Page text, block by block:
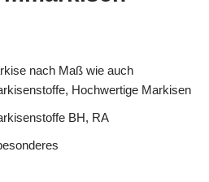
nach Maß wie auch
Hochwertige Markisen
BH, RA